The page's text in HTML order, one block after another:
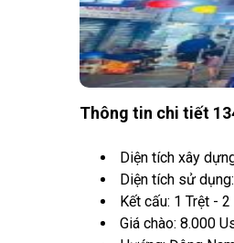
Thông tin chi tiết
Diện tích xây
Diện tích sử
Kết cấu: 1 Trệt -
Giá chào: 8.000